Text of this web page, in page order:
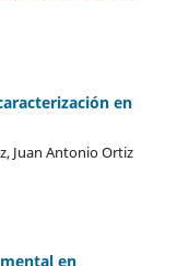
en
Juan Antonio Ortiz
en